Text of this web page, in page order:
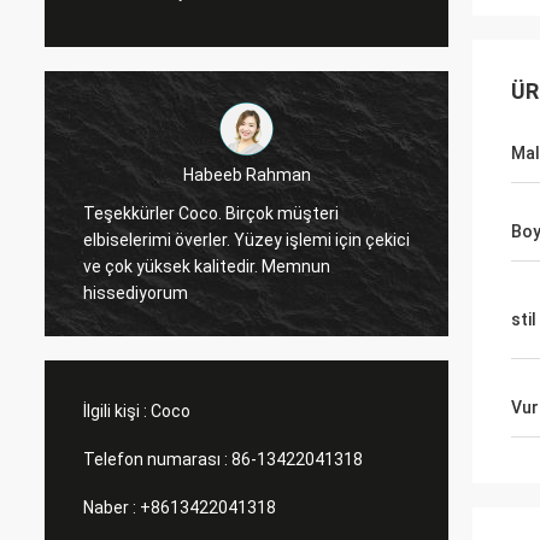
Marco Galletti
Benim için her zaman iyi bir iş çıkardın!
Noel vitrini vitrin rafları geldi. Kurulumdan
sonra, size fotoğraf göndeririz. Çok
teşekkürler.
İlgili kişi : Coco
Telefon numarası : 86-13422041318
Naber : +8613422041318
Boy
stil